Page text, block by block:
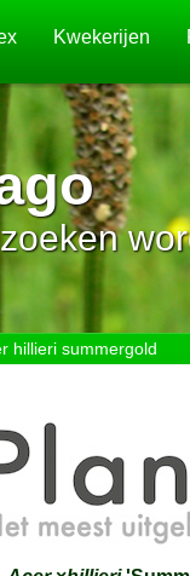
Kwekerijen
hillieri summergold